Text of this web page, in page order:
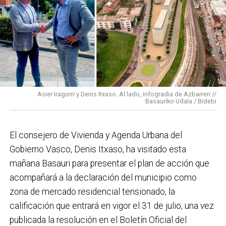
Basauri por el que trabajamos: más accesible, más
conectado y pensado para todas las personas.
En cuanto a nuestras áreas, estos tres años han dado
para mucho. En Medio Ambiente destacaría el
impulso para la creación de huertos urbanos,la
elaboración del Plan General de Actuación Energética,
el Plan de Acción contra el Ruido y la instalación de
régimen de autoconsumo, que hacen de Basauri un
municipio más sostenible y preparado para el futuro.
En ese sentido, estamos trabajando en acciones de
clima y energía, entre las que destacan el diseño de
una red de refugios climáticos, junto con un Plan de
Actuación ante Episodios de Altas Temperaturas,
como las que recientemente hemos sufrido.
Asier Iragorri y Denis Itxaso. Al lado, infogradia de Azbarren //
Basauriko Udala / Bidebi
El consejero de Vivienda y Agenda Urbana del
Gobierno Vasco, Denis Itxaso, ha visitado esta
mañana Basauri para presentar el plan de acción que
acompañará a la declaración del municipio como
zona de mercado residencial tensionado, la
calificación que entrará en vigor el 31 de julio, una vez
publicada la resolución en el Boletín Oficial del